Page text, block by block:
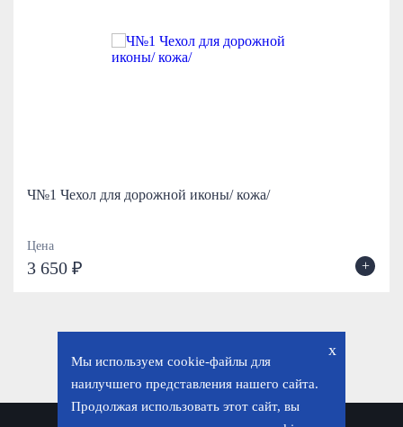
Ч№1 Чехол для дорожной иконы/ кожа/
Цена
3 650 ₽ +
x
Мы используем cookie-файлы для
наилучшего представления нашего сайта.
Продолжая использовать этот сайт, вы